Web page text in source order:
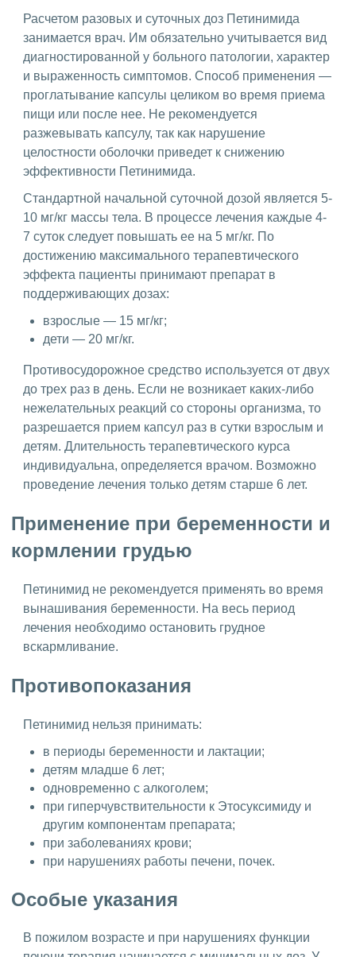
Расчетом разовых и суточных доз Петинимида
занимается врач. Им обязательно учитывается вид
диагностированной у больного патологии, характер
и выраженность симптомов. Способ применения —
проглатывание капсулы целиком во время приема
пищи или после нее. Не рекомендуется
разжевывать капсулу, так как нарушение
целостности оболочки приведет к снижению
эффективности Петинимида.
Стандартной начальной суточной дозой является 5-
10 мг/кг массы тела. В процессе лечения каждые 4-
7 суток следует повышать ее на 5 мг/кг. По
достижению максимального терапевтического
эффекта пациенты принимают препарат в
поддерживающих дозах:
взрослые — 15 мг/кг;
дети — 20 мг/кг.
Противосудорожное средство используется от двух
до трех раз в день. Если не возникает каких-либо
нежелательных реакций со стороны организма, то
разрешается прием капсул раз в сутки взрослым и
детям. Длительность терапевтического курса
индивидуальна, определяется врачом. Возможно
проведение лечения только детям старше 6 лет.
Применение при беременности и
кормлении грудью
Петинимид не рекомендуется применять во время
вынашивания беременности. На весь период
лечения необходимо остановить грудное
вскармливание.
Противопоказания
Петинимид нельзя принимать:
в периоды беременности и лактации;
детям младше 6 лет;
одновременно с алкоголем;
при гиперчувствительности к Этосуксимиду и
другим компонентам препарата;
при заболеваниях крови;
при нарушениях работы печени, почек.
Особые указания
В пожилом возрасте и при нарушениях функции